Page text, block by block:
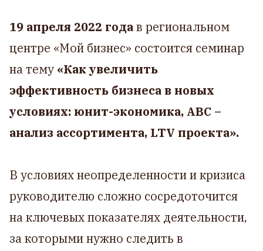
19 апреля 2022 годав региональном
центре «Мой бизнес» состоится семинар
на тему «Как увеличить
эффективность бизнеса в новых
условиях: юнит-экономика, АВС –
анализ ассортимента, LTV проекта».
В условиях неопределенности и кризиса
руководителю сложно сосредоточится
на ключевых показателях деятельности,
за которыми нужно следить в